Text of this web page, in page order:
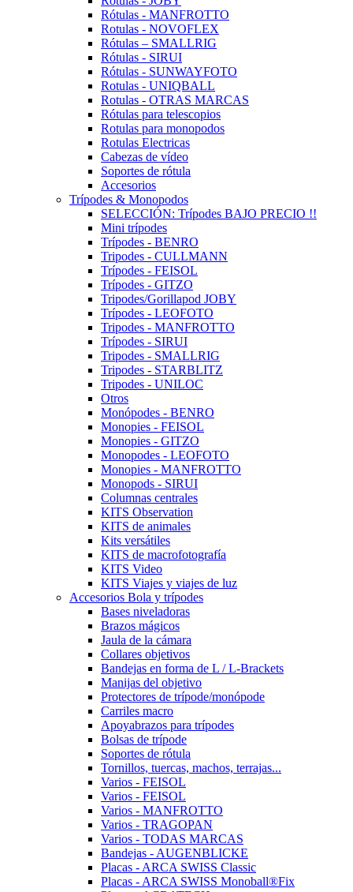
Rótulas - MANFROTTO
Rotulas - NOVOFLEX
Rótulas – SMALLRIG
Rótulas - SIRUI
Rótulas - SUNWAYFOTO
Rotulas - UNIQBALL
Rotulas - OTRAS MARCAS
Rótulas para telescopios
Rotulas para monopodos
Rotulas Electricas
Cabezas de vídeo
Soportes de rótula
Accesorios
Trípodes & Monopodos
SELECCIÓN: Trípodes BAJO PRECIO !!
Mini trípodes
Trípodes - BENRO
Tripodes - CULLMANN
Trípodes - FEISOL
Trípodes - GITZO
Tripodes/Gorillapod JOBY
Trípodes - LEOFOTO
Tripodes - MANFROTTO
Trípodes - SIRUI
Tripodes - SMALLRIG
Tripodes - STARBLITZ
Tripodes - UNILOC
Otros
Monópodes - BENRO
Monopies - FEISOL
Monopies - GITZO
Monopodes - LEOFOTO
Monopies - MANFROTTO
Monopods - SIRUI
Columnas centrales
KITS Observation
KITS de animales
Kits versátiles
KITS de macrofotografía
KITS Video
KITS Viajes y viajes de luz
Accesorios Bola y trípodes
Bases niveladoras
Brazos mágicos
Jaula de la cámara
Collares objetivos
Bandejas en forma de L / L-Brackets
Manijas del objetivo
Protectores de trípode/monópode
Carriles macro
Apoyabrazos para trípodes
Bolsas de trípode
Soportes de rótula
Tornillos, tuercas, machos, terrajas...
Varios - FEISOL
Varios - FEISOL
Varios - MANFROTTO
Varios - TRAGOPAN
Varios - TODAS MARCAS
Bandejas - AUGENBLICKE
Placas - ARCA SWISS Classic
Placas - ARCA SWISS Monoball®Fix